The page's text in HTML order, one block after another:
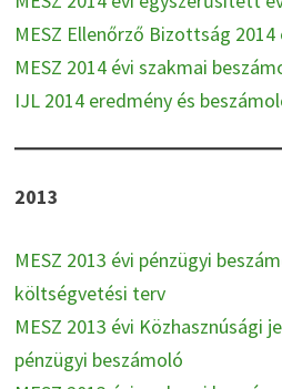
MESZ Ellenőrző Bizottság 2014
MESZ 2014 évi szakmai
IJL 2014 eredmény és
2013
MESZ 2013 évi pénzügyi
költségvetési terv
MESZ 2013 évi Közhasznúsági
pénzügyi beszámoló